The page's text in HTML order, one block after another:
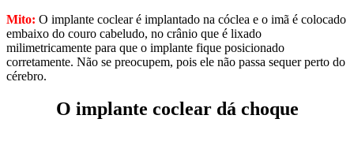
​Mito: O implante coclear é implantado na cóclea e o imã é colocado
embaixo do couro cabeludo, no crânio que é lixado
milimetricamente para que o implante fique posicionado
corretamente. Não se preocupem, pois ele não passa sequer perto do
cérebro.
O implante coclear dá choque